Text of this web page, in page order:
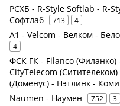
РСХБ - R-Style Softlab - R-
Софтлаб
713 4
A1 - Velcom - Велком -
4
ФСК ГК - Filanco (Филанко)
CityTelecom
(Доменус) - Нэтлинк -
Naumen - Наумен 752 3